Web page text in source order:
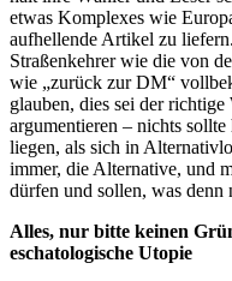
etwas Komplexes wie
aufhellende Artikel zu
Straßenkehrer wie die von
wie „zurück zur DM“
glauben, dies sei der
argumentieren – nichts
liegen, als sich in
immer, die Alternative, und
dürfen und sollen, was denn
Alles, nur bitte keinen
eschatologische Utopie